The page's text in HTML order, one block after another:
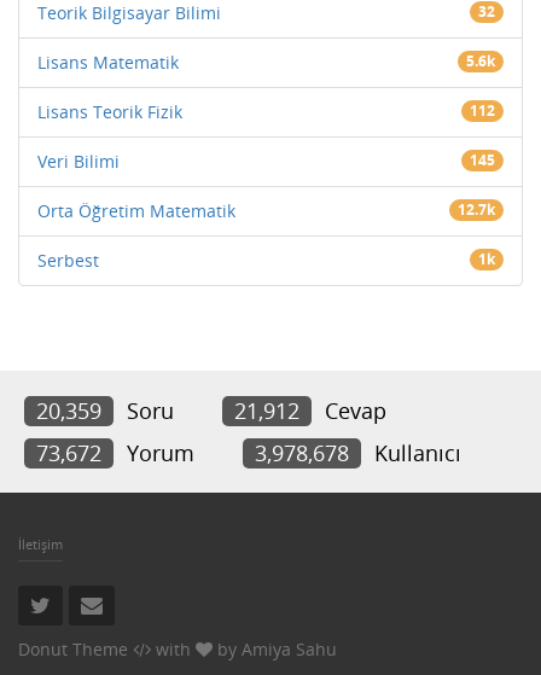
Teorik Bilgisayar Bilimi 32
Lisans Matematik 5.6k
Lisans Teorik Fizik 112
Veri Bilimi 145
Orta Öğretim Matematik 12.7k
Serbest 1k
20,359 Soru 21,912
Cevap
73,672
Yorum 3,978,678 Kullanıcı
İletişim
Donut Theme with by Amiya Sahu